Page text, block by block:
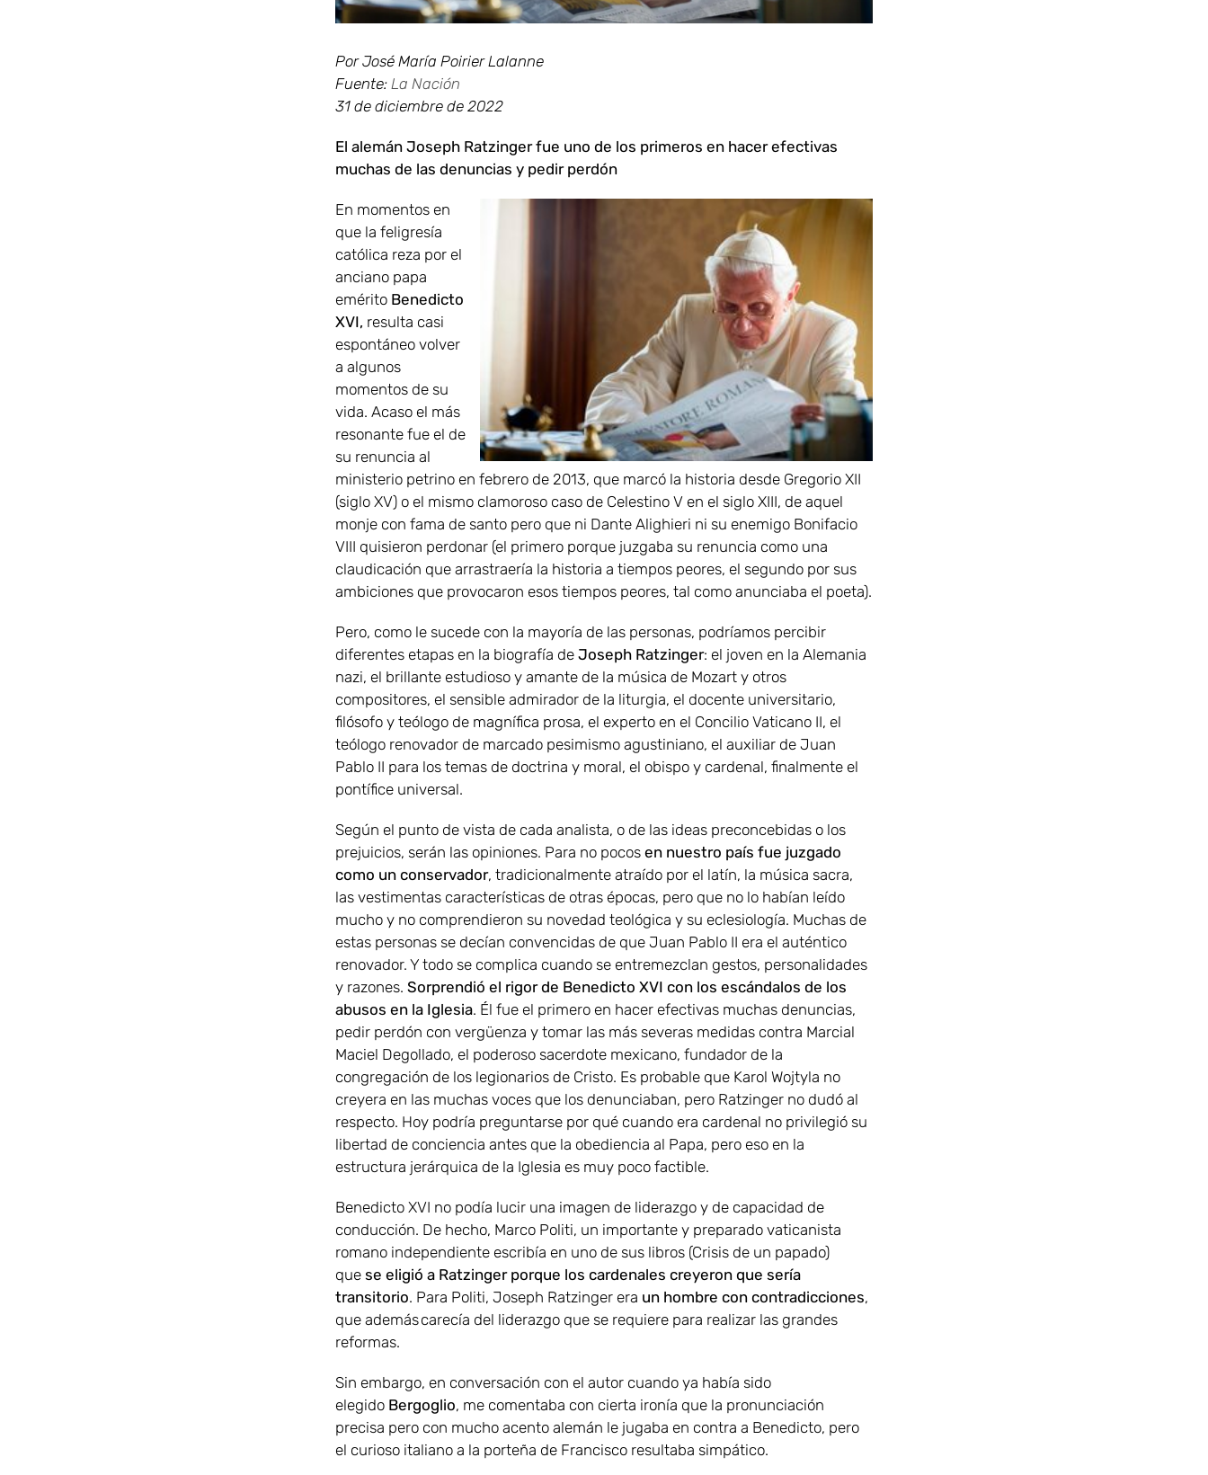
Por José María Poirier Lalanne
Fuente: La Nación
31 de diciembre de 2022
El alemán Joseph Ratzinger fue uno de los primeros en hacer efectivas
muchas de las denuncias y pedir perdón
En momentos en
que la feligresía
católica reza por el
anciano papa
emérito Benedicto
XVI, resulta casi
espontáneo volver
a algunos
momentos de su
vida. Acaso el más
resonante fue el de
su renuncia al
ministerio petrino en febrero de 2013, que marcó la historia desde Gregorio XII
(siglo XV) o el mismo clamoroso caso de Celestino V en el siglo XIII, de aquel
monje con fama de santo pero que ni Dante Alighieri ni su enemigo Bonifacio
VIII quisieron perdonar (el primero porque juzgaba su renuncia como una
claudicación que arrastraería la historia a tiempos peores, el segundo por sus
ambiciones que provocaron esos tiempos peores, tal como anunciaba el poeta).
Pero, como le sucede con la mayoría de las personas, podríamos percibir
diferentes etapas en la biografía de Joseph Ratzinger: el joven en la Alemania
nazi, el brillante estudioso y amante de la música de Mozart y otros
compositores, el sensible admirador de la liturgia, el docente universitario,
filósofo y teólogo de magnífica prosa, el experto en el Concilio Vaticano II, el
teólogo renovador de marcado pesimismo agustiniano, el auxiliar de Juan
Pablo II para los temas de doctrina y moral, el obispo y cardenal, finalmente el
pontífice universal.
Según el punto de vista de cada analista, o de las ideas preconcebidas o los
prejuicios, serán las opiniones. Para no pocos en nuestro país fue juzgado
como un conservador, tradicionalmente atraído por el latín, la música sacra,
las vestimentas características de otras épocas, pero que no lo habían leído
mucho y no comprendieron su novedad teológica y su eclesiología. Muchas de
estas personas se decían convencidas de que Juan Pablo II era el auténtico
renovador. Y todo se complica cuando se entremezclan gestos, personalidades
y razones. Sorprendió el rigor de Benedicto XVI con los escándalos de los
abusos en la Iglesia. Él fue el primero en hacer efectivas muchas denuncias,
pedir perdón con vergüenza y tomar las más severas medidas contra Marcial
Maciel Degollado, el poderoso sacerdote mexicano, fundador de la
congregación de los legionarios de Cristo. Es probable que Karol Wojtyla no
creyera en las muchas voces que los denunciaban, pero Ratzinger no dudó al
respecto. Hoy podría preguntarse por qué cuando era cardenal no privilegió su
libertad de conciencia antes que la obediencia al Papa, pero eso en la
estructura jerárquica de la Iglesia es muy poco factible.
Benedicto XVI no podía lucir una imagen de liderazgo y de capacidad de
conducción. De hecho, Marco Politi, un importante y preparado vaticanista
romano independiente escribía en uno de sus libros (Crisis de un papado)
quese eligió a Ratzinger porque los cardenales creyeron que sería
transitorio. Para Politi, Joseph Ratzinger era un hombre con contradicciones,
que además carecía del liderazgo que se requiere para realizar las grandes
reformas.
Sin embargo, en conversación con el autor cuando ya había sido
elegido Bergoglio, me comentaba con cierta ironía que la pronunciación
precisa pero con mucho acento alemán le jugaba en contra a Benedicto, pero
el curioso italiano a la porteña de Francisco resultaba simpático.